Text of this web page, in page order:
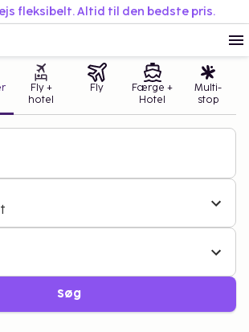
fleksibelt. Altid til den bedste pris.
Fly +
hotel
Fly
Færge +
Hotel
Multi-
stop
Søg